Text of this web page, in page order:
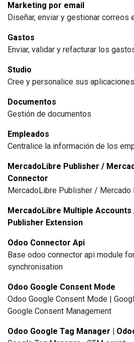
Marketing por email
Diseñar, enviar y gestionar correos
Gastos
Enviar, validar y refacturar los
Studio
Cree y personalice sus
Documentos
Gestión de documentos
Empleados
Centralice la información de los
MercadoLibre Publisher /
Connector
MercadoLibre Publisher / Mercado
MercadoLibre Multiple
Publisher Extension
Odoo Connector Api
Base odoo connector api module
synchronisation
Odoo Google Consent Mode
Odoo Google Consent Mode |
Google Consent Management
Odoo Google Tag Manager |